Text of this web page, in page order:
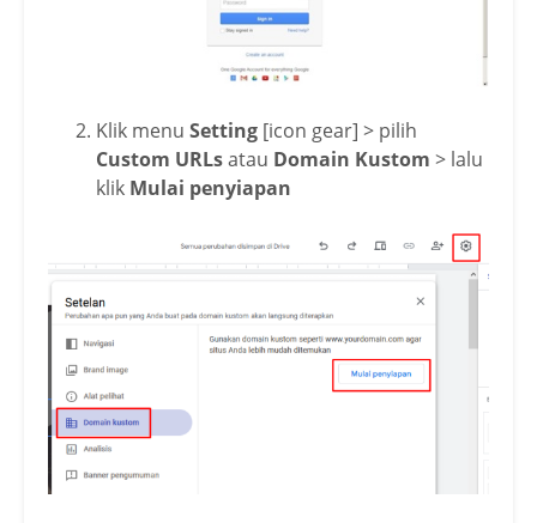
Klik menu Setting [icon gear] > pilih
Custom URLsatau Domain Kustom > lalu
klik Mulai penyiapan